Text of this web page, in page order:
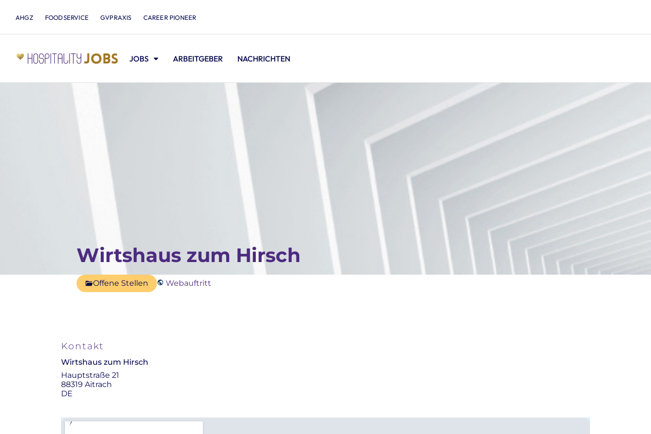
AHGZ FOODSERVICE GVPRAXIS CAREER PIONEER
JOBS ARBEITGEBER NACHRICHTEN
Wirtshaus zum Hirsch
Offene Stellen Webauftritt
Kontakt
Wirtshaus zum Hirsch
Hauptstraße 21
88319 Aitrach
DE